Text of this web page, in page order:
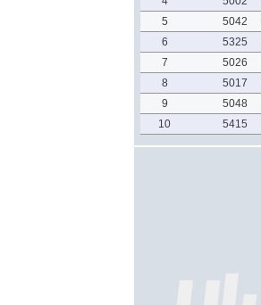
5
5042
6
5325
7
5026
8
5017
9
5048
10
5415